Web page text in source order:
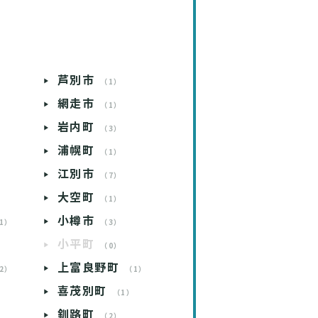
芦別市 （1）
網走市 （1）
岩内町 （3）
浦幌町 （1）
江別市 （7）
大空町 （1）
小樽市 （3）
小平町 （0）
上富良野町 （1）
喜茂別町 （1）
釧路町